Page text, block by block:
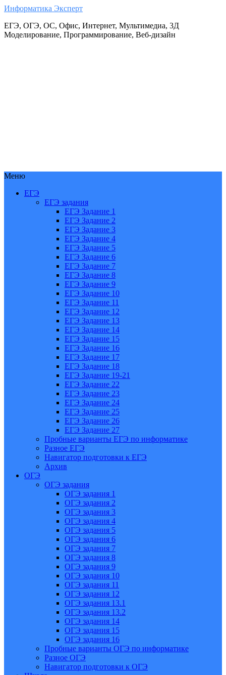
Информатика Эксперт
ЕГЭ, ОГЭ, ОС, Офис, Интернет, Мультимедиа, 3Д
Моделирование, Программирование, Веб-дизайн
Меню
ЕГЭ
ЕГЭ задания
ЕГЭ Задание 1
ЕГЭ Задание 2
ЕГЭ Задание 3
ЕГЭ Задание 4
ЕГЭ Задание 5
ЕГЭ Задание 6
ЕГЭ Задание 7
ЕГЭ Задание 8
ЕГЭ Задание 9
ЕГЭ Задание 10
ЕГЭ Задание 11
ЕГЭ Задание 12
ЕГЭ Задание 13
ЕГЭ Задание 14
ЕГЭ Задание 15
ЕГЭ Задание 16
ЕГЭ Задание 17
ЕГЭ Задание 18
ЕГЭ Задание 19-21
ЕГЭ Задание 22
ЕГЭ Задание 23
ЕГЭ Задание 24
ЕГЭ Задание 25
ЕГЭ Задание 26
ЕГЭ Задание 27
Пробные варианты ЕГЭ по информатике
Разное ЕГЭ
Навигатор подготовки к ЕГЭ
Архив
ОГЭ
ОГЭ задания
ОГЭ задания 1
ОГЭ задания 2
ОГЭ задания 3
ОГЭ задания 4
ОГЭ задания 5
ОГЭ задания 6
ОГЭ задания 7
ОГЭ задания 8
ОГЭ задания 9
ОГЭ задания 10
ОГЭ задания 11
ОГЭ задания 12
ОГЭ задания 13.1
ОГЭ задания 13.2
ОГЭ задания 14
ОГЭ задания 15
ОГЭ задания 16
Пробные варианты ОГЭ по информатике
Разное ОГЭ
Навигатор подготовки к ОГЭ